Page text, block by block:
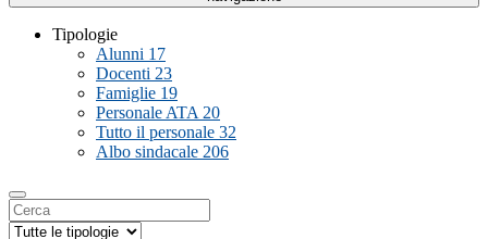
Tipologie
Alunni 17
Docenti 23
Famiglie 19
Personale ATA 20
Tutto il personale 32
Albo sindacale 206